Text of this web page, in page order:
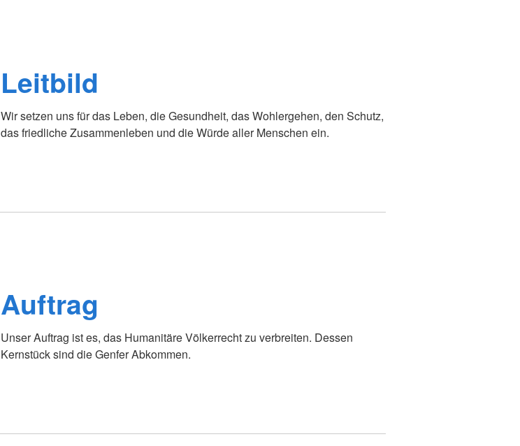
Leitbild
Wir setzen uns für das Leben, die Gesundheit, das Wohlergehen, den Schutz,
das friedliche Zusammenleben und die Würde aller Menschen ein.
Auftrag
Unser Auftrag ist es, das Humanitäre Völkerrecht zu verbreiten. Dessen
Kernstück sind die Genfer Abkommen.